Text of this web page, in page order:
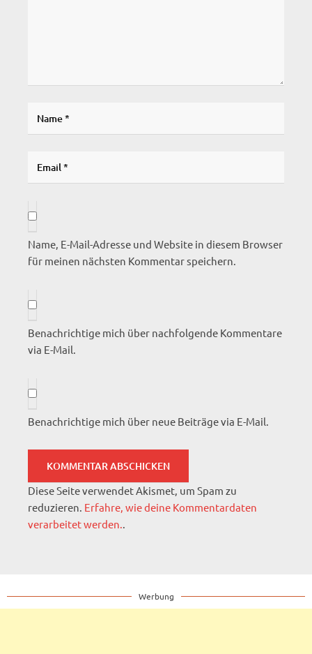
Name, E-Mail-Adresse und Website in diesem Browser
für meinen nächsten Kommentar speichern.
Benachrichtige mich über nachfolgende Kommentare
via E-Mail.
Benachrichtige mich über neue Beiträge via E-Mail.
Diese Seite verwendet Akismet, um Spam zu
reduzieren. Erfahre, wie deine Kommentardaten
verarbeitet werden..
Werbung